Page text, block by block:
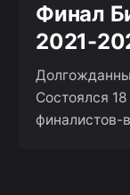
Финал
2021-
Состоялся
финалистов-